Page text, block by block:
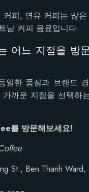
피, 연유 커피는 많
남 커피 음료입니다.
어느 지점을 방
일한 품질과 브랜드
까운 지점을 선택하
를 방문해보세요!
St., Ben Thanh